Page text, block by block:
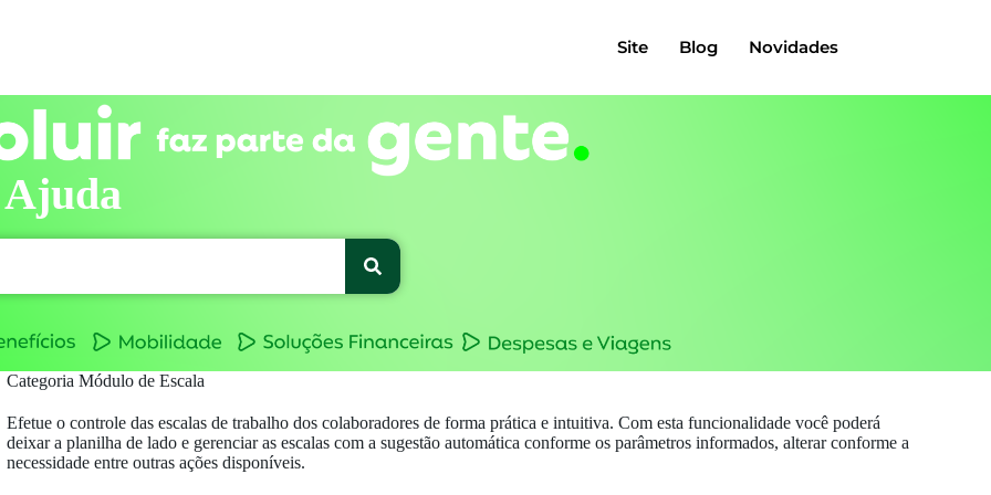
Site Blog Novidades
Categoria Módulo de Escala
Efetue o controle das escalas de trabalho dos colaboradores de forma prática e intuitiva. Com esta funcionalidade você poderá
deixar a planilha de lado e gerenciar as escalas com a sugestão automática conforme os parâmetros informados, alterar conforme a
necessidade entre outras ações disponíveis.